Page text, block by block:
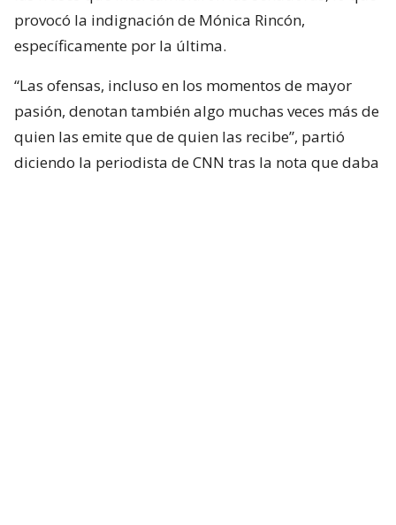
provocó la indignación de Mónica Rincón,
específicamente por la última.
“Las ofensas, incluso en los momentos de mayor
pasión, denotan también algo muchas veces más de
quien las emite que de quien las recibe”, partió
diciendo la periodista de CNN tras la nota que daba